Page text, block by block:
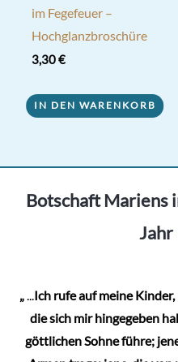
im Fegefeuer –
Hochglanzbroschüre
3,30€
IN DEN WARENKORB
Botschaft Mariens
Jahr
„...Ich rufe auf meine
die sich mir hingegeben
göttlichen Sohne führe;